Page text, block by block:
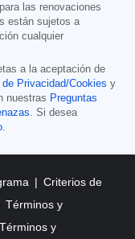
las renovaciones
están sujetos a
cualquier
a la aceptación de
Privacidad/Cookies y
nuestras Preguntas
. Si desea
.
Criterios de
Términos y
Términos y